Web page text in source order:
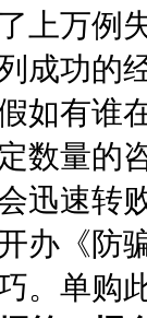
上万例
成功的
如有谁
数量的
迅速转
办《防
。单购